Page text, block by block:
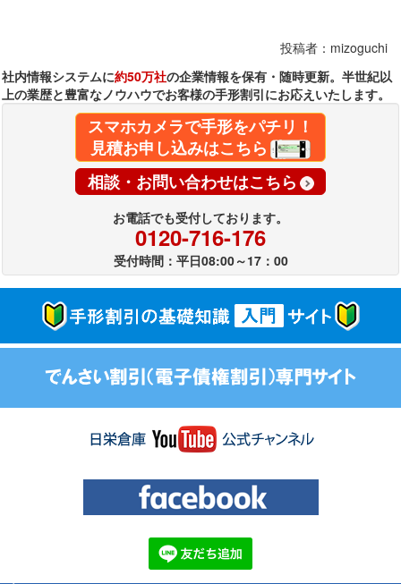
投稿者：mizoguchi
社内情報システムに約50万社の企業情報を保有・随時更新。半世紀以
上の業歴と豊富なノウハウでお客様の手形割引にお応えいたします。
スマホカメラで手形をパチリ！
見積お申し込みはこちら
相談・お問い合わせはこちら
お電話でも受付しております。
0120-716-176
受付時間：平日08:00～17：00